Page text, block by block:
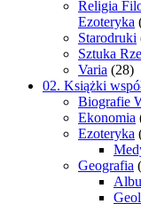
Religia
Ezoteryka
Starodruki
Sztuka
Varia (28)
02. Książki
Biografie
Ekonomia
Ezoteryka
Geografia